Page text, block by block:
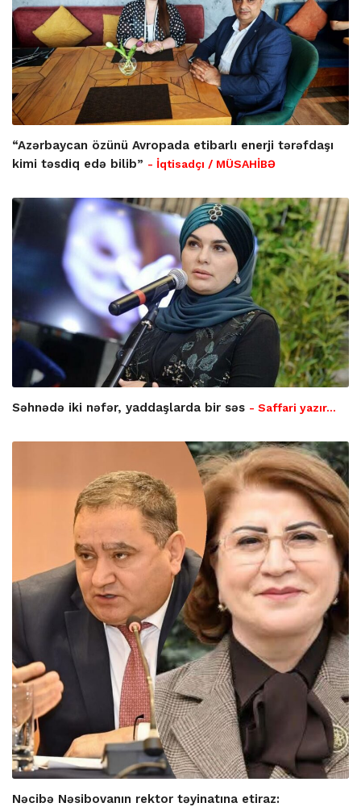
“Azərbaycan özünü Avropada etibarlı enerji tərəfdaşı
kimi təsdiq edə bilib” - İqtisadçı / MÜSAHİBƏ
Səhnədə iki nəfər, yaddaşlarda bir səs - Saffari yazır…
Nəcibə Nəsibovanın rektor təyinatına etiraz: